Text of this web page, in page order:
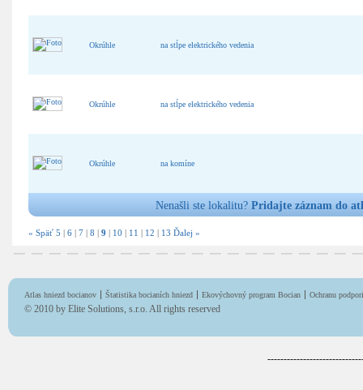
Okrúhle na stĺpe elektrického vedenia
Okrúhle na stĺpe elektrického vedenia
Okrúhle na komíne
Nenašli ste lokalitu? Pridajte záznam do
« Späť 5 6 7 8 9 10 11 12 13 Ďalej »
Atlas hniezd bocianov Štatistika bocianích hniezd Ekovýchovný program Bocian Ochranu
© 2010 by Elite Solutions, s.r.o. All rights reserved